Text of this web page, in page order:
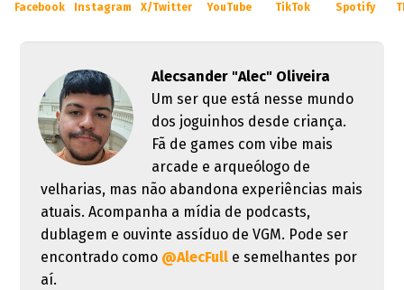
Facebook Instagram X/Twitter YouTube TikTok Spotify
Alecsander "Alec" Oliveira
Um ser que está nesse mundo
dos joguinhos desde criança.
Fã de games com vibe mais
arcade e arqueólogo de
velharias, mas não abandona experiências mais
atuais. Acompanha a mídia de podcasts,
dublagem e ouvinte assíduo de VGM. Pode ser
encontrado como @AlecFulle semelhantes por
aí.